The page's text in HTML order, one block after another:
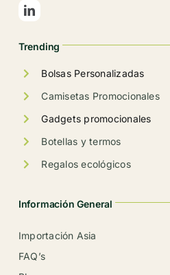
de
producto
Trending
Bolsas Personalizadas
Camisetas Promocionales
Gadgets promocionales
Botellas y termos
Regalos ecológicos
Información General
Importación Asia
FAQ’s